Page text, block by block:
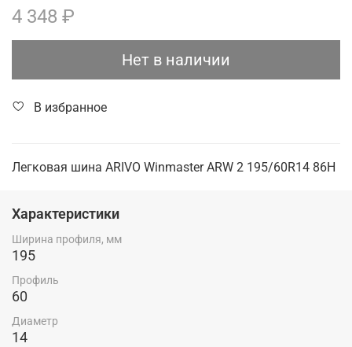
4 348 ₽
Нет в наличии
В избранное
Легковая шина ARIVO Winmaster ARW 2 195/60R14 86H
Характеристики
Ширина профиля, мм
195
Профиль
60
Диаметр
14